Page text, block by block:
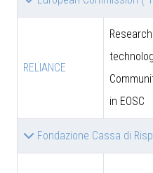
RELIANCE
in EOSC
Fondazione Cassa di